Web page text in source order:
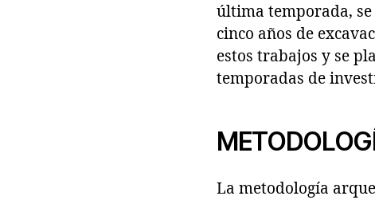
última temporada, se
cinco años de
estos trabajos y se
temporadas de
La metodología